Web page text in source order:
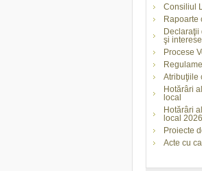
Consiliul
Rapoarte
Declaraţii
şi interese
Procese
Atribuţiile
Hotărâri
local
Hotărâri
local 2026
Proiecte
Acte cu